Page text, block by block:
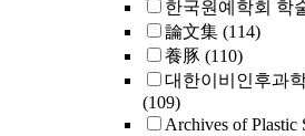
한국원예학회 학
論文集 (114)
養豚 (110)
대한이비인후과
(109)
Archives of Plastic